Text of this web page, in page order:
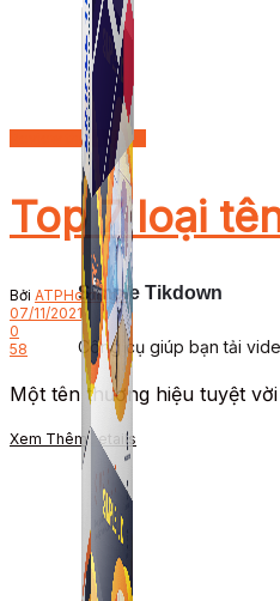
Simple Tikdown
Công cụ giúp bạn tải
Review thương hiệu
Top 7 loại
Bởi ATPHoldings
07/11/2021
0
58
Một tên thương hiệu tuyệt
Xem ThêmDetails